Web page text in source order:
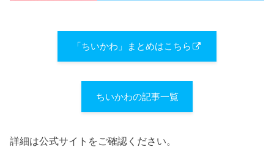
「ちいかわ」まとめはこちら
ちいかわの記事一覧
詳細は公式サイトをご確認ください。